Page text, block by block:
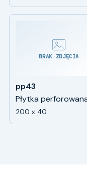
BRAK ZDJĘCIA
pp43
Płytka
200 x 40